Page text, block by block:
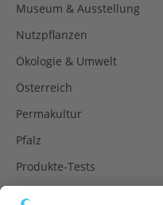
Museum & Ausstellung
Nutzpflanzen
Ökologie & Umwelt
Österreich
Permakultur
Pfalz
Produkte-Tests